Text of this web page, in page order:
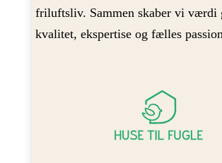
friluftsliv. Sammen skaber vi værdi
kvalitet, ekspertise og fælles